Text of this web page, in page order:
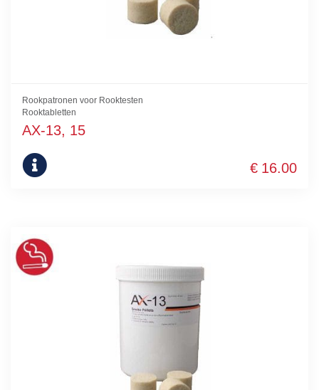
Rookpatronen voor Rooktesten
Rooktabletten
AX-13, 15
€ 16.00